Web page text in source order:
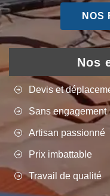
NOS
Nos
Devis et
Sans engagement
Artisan passionné
Prix imbattable
Travail de qualité